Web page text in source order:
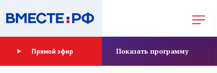
Прямой эфир Показать программу